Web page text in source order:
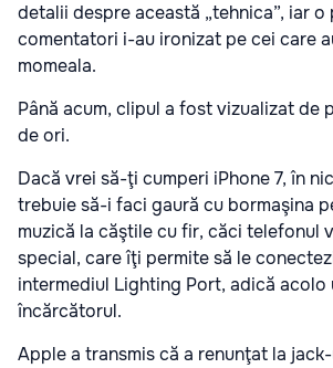
detalii despre această „tehnica”, iar o
comentatori i-au ironizat pe cei care
momeala.
Până acum, clipul a fost vizualizat de
de ori.
Dacă vrei să-ţi cumperi iPhone 7, în
trebuie să-i faci gaură cu bormaşina
muzică la căştile cu fir, căci telefonul
special, care îţi permite să le
intermediul Lighting Port, adică acolo
încărcătorul.
Apple a transmis că a renunţat la